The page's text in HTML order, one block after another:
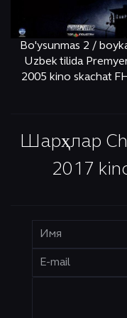
Bo'ysunmas 2 /
Uzbek tilida
2005 kino skachat
Шарҳлар
2017